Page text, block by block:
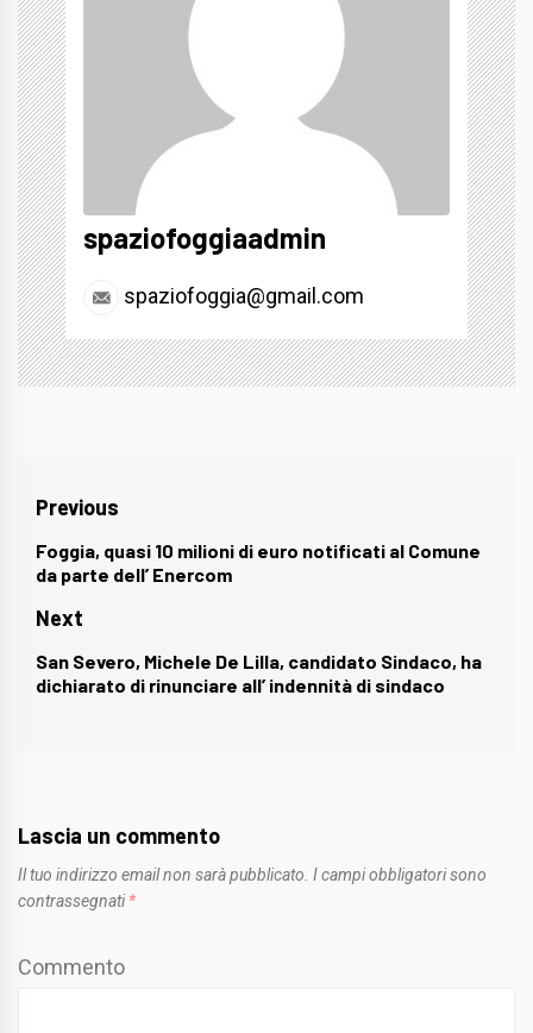
spaziofoggiaadmin
spaziofoggia@gmail.com
Navigazione
articoli
Previous
Previous
post:
Foggia, quasi 10 milioni di euro notificati al Comune
da parte dell’ Enercom
Next
Next
post:
San Severo, Michele De Lilla, candidato Sindaco, ha
dichiarato di rinunciare all’ indennità di sindaco
Lascia un commento
Il tuo indirizzo email non sarà pubblicato. I campi obbligatori sono
contrassegnati *
Commento